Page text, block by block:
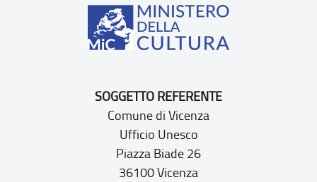
SOGGETTO REFERENTE
Comune di Vicenza
Ufficio Unesco
Piazza Biade 26
36100 Vicenza